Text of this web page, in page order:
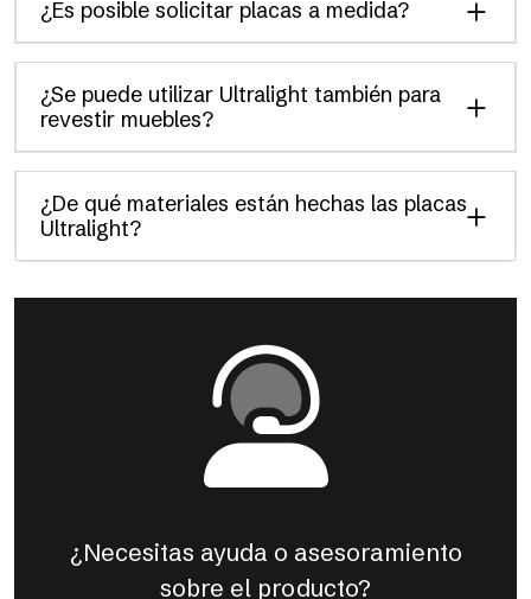
¿Es posible solicitar placas a medida?
¿Se puede utilizar Ultralight también para
revestir muebles?
¿De qué materiales están hechas las placas
Ultralight?
¿Necesitas ayuda o asesoramiento
sobre el producto?